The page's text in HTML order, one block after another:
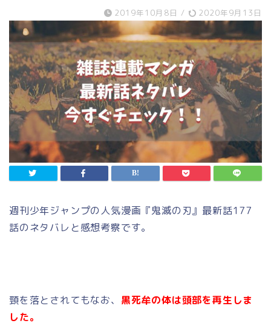
2019年10月8日 / 2020年9月13日
週刊少年ジャンプの人気漫画『鬼滅の刃』最新話177
話のネタバレと感想考察です。
頸を落とされてもなお、 黒死牟の体は頭部を再生しま
した。